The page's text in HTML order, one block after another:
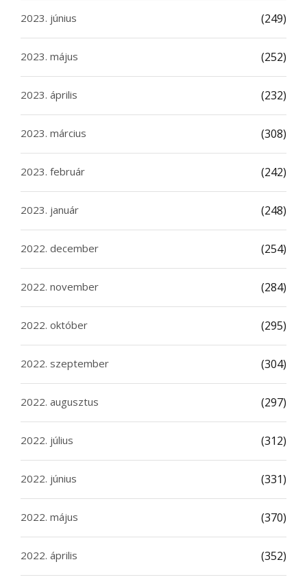
2023. június (249)
2023. május (252)
2023. április (232)
2023. március (308)
2023. február (242)
2023. január (248)
2022. december (254)
2022. november (284)
2022. október (295)
2022. szeptember (304)
2022. augusztus (297)
2022. július (312)
2022. június (331)
2022. május (370)
2022. április (352)